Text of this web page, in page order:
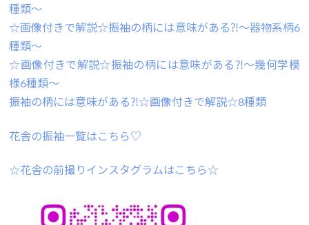
種類～
☆画像付きで解説☆振袖の柄には意味がある⁈～器物系柄6
種類～
☆画像付きで解説☆振袖の柄には意味がある⁈～幾何学模
様6種類～
振袖の柄には意味がある⁈☆画像付きで解説☆8種類
花舎の振袖一覧はこちら♡
☆花舎の前撮りインスタグラムはこちら☆